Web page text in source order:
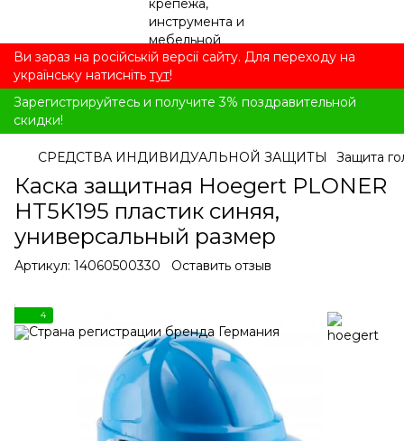
Ви зараз на російській версії сайту. Для переходу на
українську натисніть тут!
Зарегистрируйтесь и получите 3% поздравительной
скидки!
СРЕДСТВА ИНДИВИДУАЛЬНОЙ ЗАЩИТЫ Защита
Каска защитная Hoegert PLONER
HT5K195 пластик синяя,
универсальный размер
Артикул: 14060500330 Оставить отзыв
4